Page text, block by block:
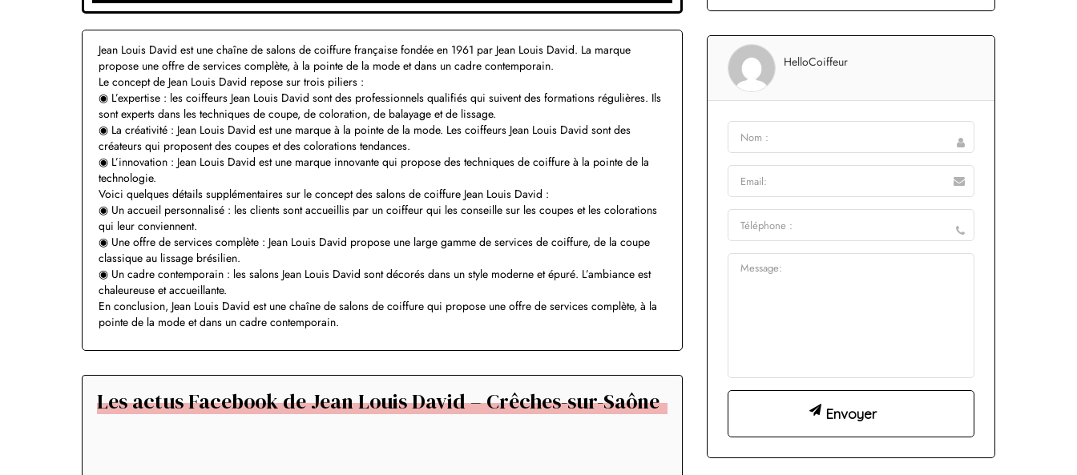
Jean Louis David est une chaîne de salons de coiffure française fondée en 1961 par Jean Louis David. La marque
propose une offre de services complète, à la pointe de la mode et dans un cadre contemporain.
Le concept de Jean Louis David repose sur trois piliers :
◉ L’expertise : les coiffeurs Jean Louis David sont des professionnels qualifiés qui suivent des formations régulières. Ils
sont experts dans les techniques de coupe, de coloration, de balayage et de lissage.
◉ La créativité : Jean Louis David est une marque à la pointe de la mode. Les coiffeurs Jean Louis David sont des
créateurs qui proposent des coupes et des colorations tendances.
◉ L’innovation : Jean Louis David est une marque innovante qui propose des techniques de coiffure à la pointe de la
technologie.
Voici quelques détails supplémentaires sur le concept des salons de coiffure Jean Louis David :
◉ Un accueil personnalisé : les clients sont accueillis par un coiffeur qui les conseille sur les coupes et les colorations
qui leur conviennent.
◉ Une offre de services complète : Jean Louis David propose une large gamme de services de coiffure, de la coupe
classique au lissage brésilien.
◉ Un cadre contemporain : les salons Jean Louis David sont décorés dans un style moderne et épuré. L’ambiance est
chaleureuse et accueillante.
En conclusion, Jean Louis David est une chaîne de salons de coiffure qui propose une offre de services complète, à la
pointe de la mode et dans un cadre contemporain.
Les actus Facebook de Jean Louis David – Crêches-sur-Saône
HelloCoiffeur